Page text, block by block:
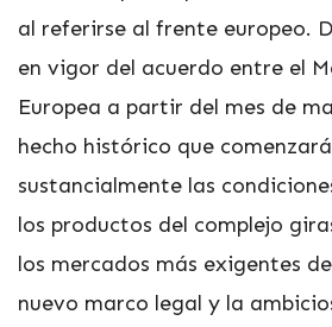
al referirse al frente europeo.
en vigor del acuerdo entre el
Europea a partir del mes de
hecho histórico que
sustancialmente las
los productos del complejo
los mercados más exigentes
nuevo marco legal y la